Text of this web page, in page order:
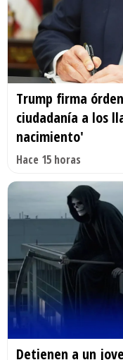
Trump firma
ciudadanía a los
nacimiento'
Hace 15 horas
Detienen a un